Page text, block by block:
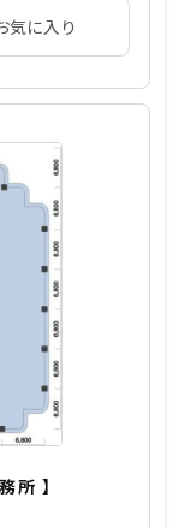
気に入り
所 】